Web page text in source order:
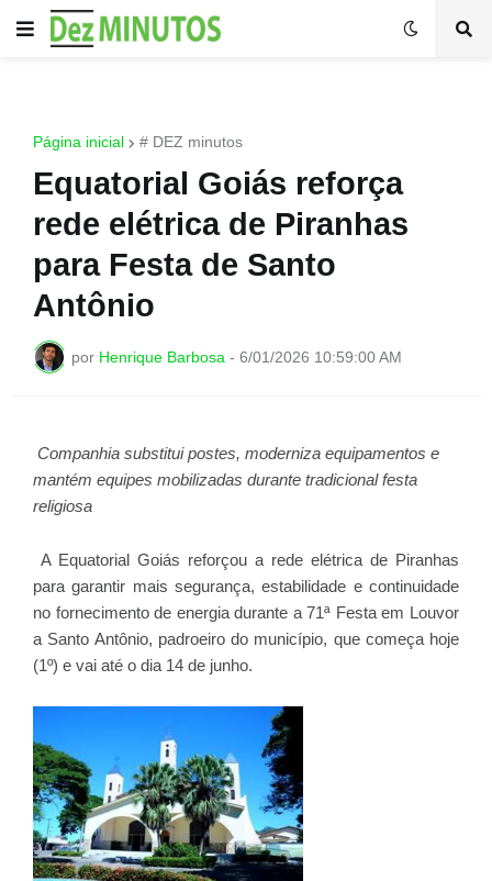
Página inicial # DEZ minutos
Equatorial Goiás reforça
rede elétrica de Piranhas
para Festa de Santo
Antônio
por Henrique Barbosa - 6/01/2026 10:59:00 AM
Companhia substitui postes, moderniza equipamentos e
mantém equipes mobilizadas durante tradicional festa
religiosa
A Equatorial Goiás reforçou a rede elétrica de Piranhas
para garantir mais segurança, estabilidade e continuidade
no fornecimento de energia durante a 71ª Festa em Louvor
a Santo Antônio, padroeiro do município, que começa hoje
(1º) e vai até o dia 14 de junho.